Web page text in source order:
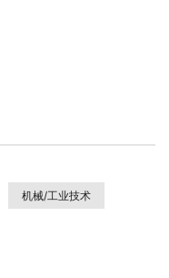
机械/工业技术